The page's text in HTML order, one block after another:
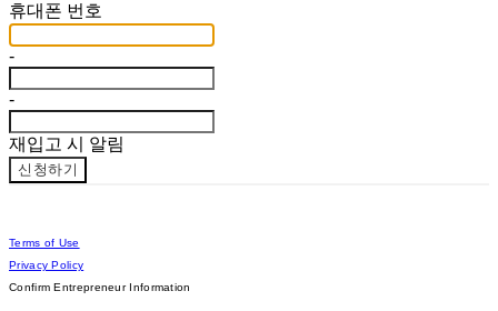
휴대폰 번호
-
-
재입고 시 알림
신청하기
Terms of Use
Privacy Policy
Confirm Entrepreneur Information